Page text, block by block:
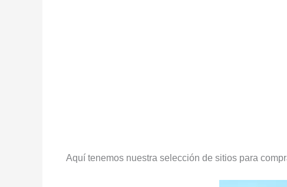
Aquí tenemos nuestra selección de sitios para